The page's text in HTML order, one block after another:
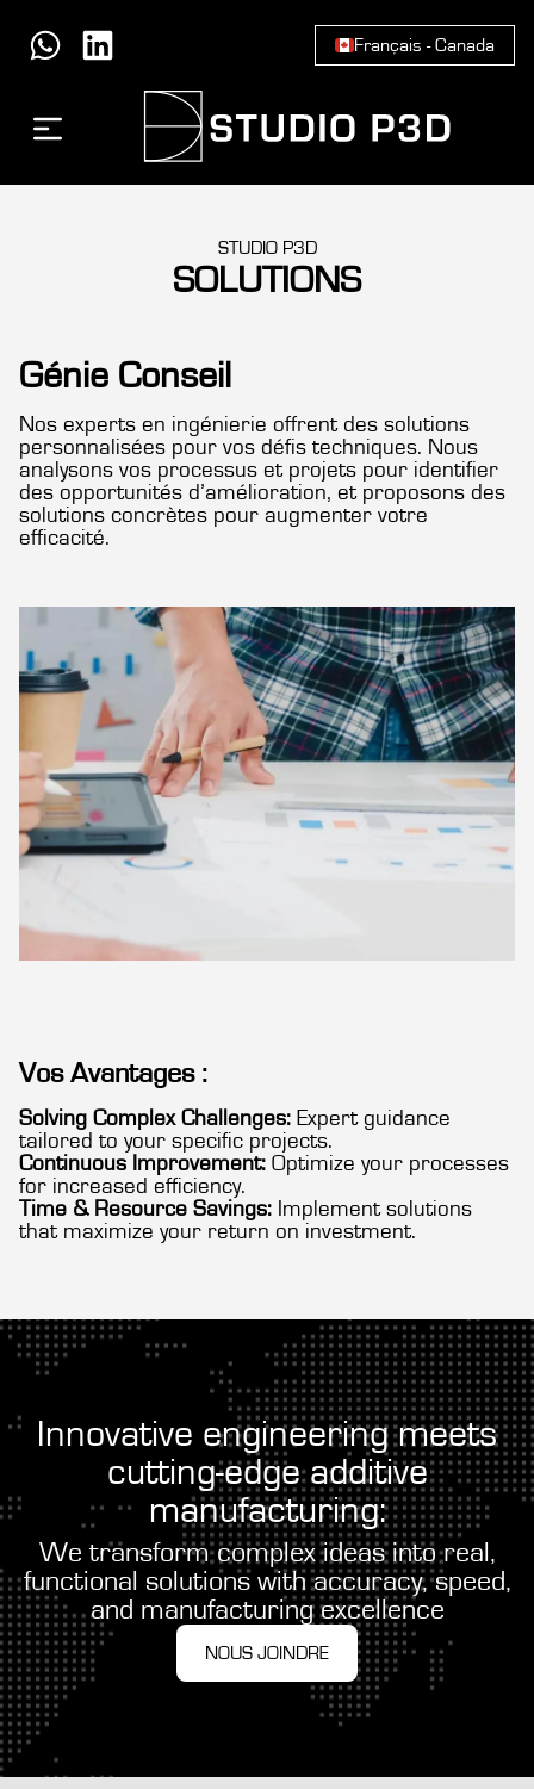
Français - Canada
STUDIO P3D
SOLUTIONS
Génie Conseil
Nos experts en ingénierie offrent des solutions
personnalisées pour vos défis techniques. Nous
analysons vos processus et projets pour identifier
des opportunités d’amélioration, et proposons des
solutions concrètes pour augmenter votre
efficacité.
Vos Avantages :
Solving Complex Challenges: Expert guidance
tailored to your specific projects.
Continuous Improvement: Optimize your processes
for increased efficiency.
Time & Resource Savings: Implement solutions
that maximize your return on investment.
Innovative engineering meets
cutting-edge additive
manufacturing:
We transform complex ideas into real,
functional solutions with accuracy, speed,
and manufacturing excellence
NOUS JOINDRE